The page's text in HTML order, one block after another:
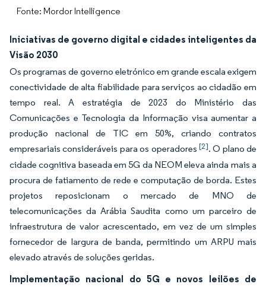
Fonte: Mordor Intelligence
Iniciativas de governo digital e cidades inteligentes da
Visão 2030
Os programas de governo eletrónico em grande escala exigem
conectividade de alta fiabilidade para serviços ao cidadão em
tempo real. A estratégia de 2023 do Ministério das
Comunicações e Tecnologia da Informação visa aumentar a
produção nacional de TIC em 50%, criando contratos
empresariais consideráveis para os operadores [2]. O plano de
cidade cognitiva baseada em 5G da NEOM eleva ainda mais a
procura de fatiamento de rede e computação de borda. Estes
projetos reposicionam o mercado de MNO de
telecomunicações da Arábia Saudita como um parceiro de
infraestrutura de valor acrescentado, em vez de um simples
fornecedor de largura de banda, permitindo um ARPU mais
elevado através de soluções geridas.
Implementação nacional do 5G e novos leilões de